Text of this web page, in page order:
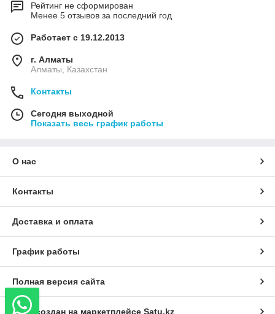
Рейтинг не сформирован
Менее 5 отзывов за последний год
Работает с 19.12.2013
г. Алматы
Алматы, Казахстан
Контакты
Сегодня выходной
Показать весь график работы
О нас
Контакты
Доставка и оплата
График работы
Полная версия сайта
Сайт создан на маркетплейсе Satu.kz